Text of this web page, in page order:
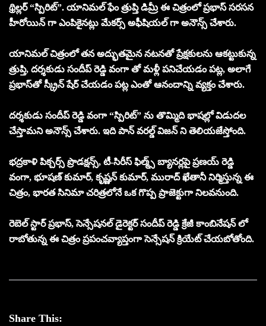
థ్రిల్లర్ “స్పిరిట్”. యానిమల్ ఫేం త్రుప్తి డిమ్రీ ఈ చిత్రంలో ప్రభాస్ సరసన
హీరోయిన్ గా ఎంపికైనట్లు మేకర్స్ అఫీషియల్ గా అనౌన్స్ చేశారు.
యానిమల్ చిత్రంలో తన అద్భుతమైన నటనతో ప్రేక్షకులను ఆకట్టుకున్న
త్రుప్తి, దర్శకుడు సందీప్ రెడ్డి వంగా తో మళ్లీ పనిచేయడం పట్ల, అలాగే
ప్రభాస్‌తో స్క్రీన్‌ షేర్ చేయడం పట్ల ఎంతో ఆనందాన్ని వ్యక్తం చేశారు.
దర్శకుడు సందీప్ రెడ్డి వంగా “స్పిరిట్” ను తొమ్మిది భాషల్లో విడుదల
చేస్తామని అనౌన్స్ చేశారు. ఇది పాన్ వరల్డ్ విజన్ ని తెలియజేస్తోంది.
భద్రకాళి పిక్చర్స్ ప్రొడక్షన్స్, టీ-సిరీస్ ఫిల్మ్స్ బ్యానర్లపై ప్రణయ్ రెడ్డి
వంగా, భూషణ్ కుమార్, కృష్ణన్ కుమార్, మురాద్ ఖేతానీ నిర్మిస్తున్న ఈ
చిత్రం, భారత సినిమా చరిత్రలోనే ఒక గొప్ప ప్రాజెక్టుగా నిలవనుంది.
రెబెల్ స్టార్ ప్రభాస్, సెన్సేషనల్ డైరెక్టర్ సందీప్ రెడ్డి క్రేజీ కాంబినేషన్ లో
రాబోతున్న ఈ చిత్రం ప్రపంచవ్యాప్తంగా సెన్సేషన్ క్రియేట్ చేయబోతోంది.
Share This: